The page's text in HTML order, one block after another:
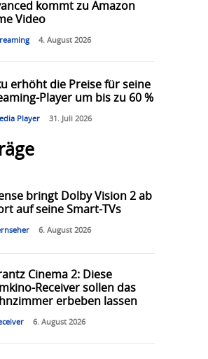
kommt zu Amazon
Video
4. August 2026
erhöht die Preise für seine
Player um bis zu 60 %
Player 31. Juli 2026
bringt Dolby Vision 2 ab
auf seine Smart-TVs
6. August 2026
Cinema 2: Diese
Receiver sollen das
erbeben lassen
6. August 2026